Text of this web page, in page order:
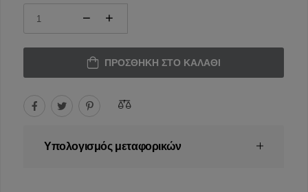
ΠΡΟΣΘΉΚΗ ΣΤΟ ΚΑΛΆΘΙ
Υπολογισμός μεταφορικών